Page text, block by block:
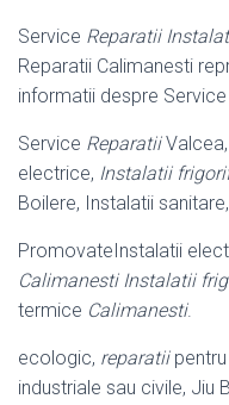
Service Reparatii
Reparatii Calimanesti
informatii despre
Service ReparatiiValcea,
electrice, Instalatii
Boilere, Instalatii
PromovateInstalatii
Calimanesti Instalatii
termice Calimanesti.
ecologic, reparatiipentru
industriale sau civile, Jiu